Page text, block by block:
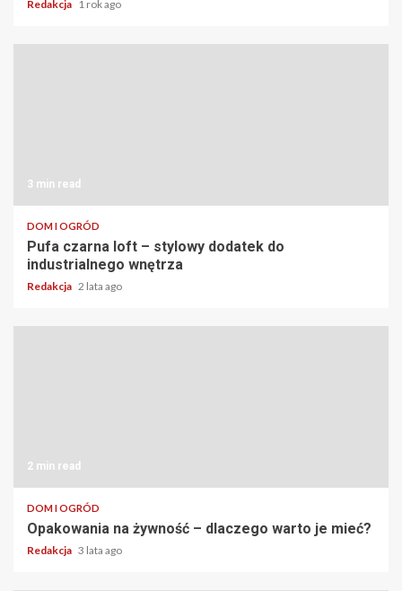
Redakcja 1 rok ago
3 min read
DOM I OGRÓD
Pufa czarna loft – stylowy dodatek do
industrialnego wnętrza
Redakcja 2 lata ago
2 min read
DOM I OGRÓD
Opakowania na żywność – dlaczego warto je mieć?
Redakcja 3 lata ago